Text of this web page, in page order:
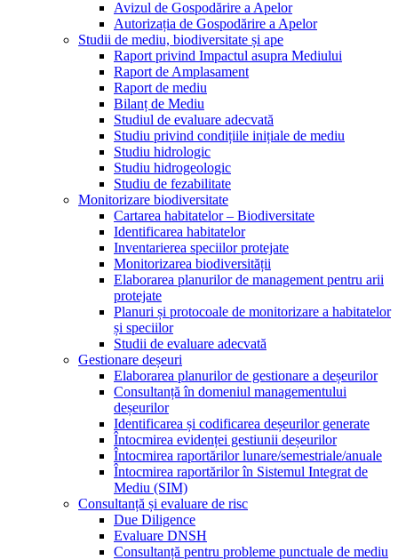
Avizul de Gospodărire a Apelor
Autorizația de Gospodărire a Apelor
Studii de mediu, biodiversitate și ape
Raport privind Impactul asupra Mediului
Raport de Amplasament
Raport de mediu
Bilanț de Mediu
Studiul de evaluare adecvată
Studiu privind condițiile inițiale de mediu
Studiu hidrologic
Studiu hidrogeologic
Studiu de fezabilitate
Monitorizare biodiversitate
Cartarea habitatelor – Biodiversitate
Identificarea habitatelor
Inventarierea speciilor protejate
Monitorizarea biodiversității
Elaborarea planurilor de management pentru arii
protejate
Planuri și protocoale de monitorizare a habitatelor
și speciilor
Studii de evaluare adecvată
Gestionare deșeuri
Elaborarea planurilor de gestionare a deșeurilor
Consultanță în domeniul managementului
deșeurilor
Identificarea și codificarea deșeurilor generate
Întocmirea evidenței gestiunii deșeurilor
Întocmirea raportărilor lunare/semestriale/anuale
Întocmirea raportărilor în Sistemul Integrat de
Mediu (SIM)
Consultanță și evaluare de risc
Due Diligence
Evaluare DNSH
Consultanță pentru probleme punctuale de mediu